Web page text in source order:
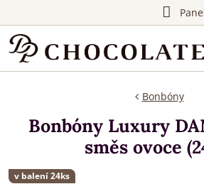
v balení 24ks
Bonbóny
Bonbóny Luxury
směs ovoce